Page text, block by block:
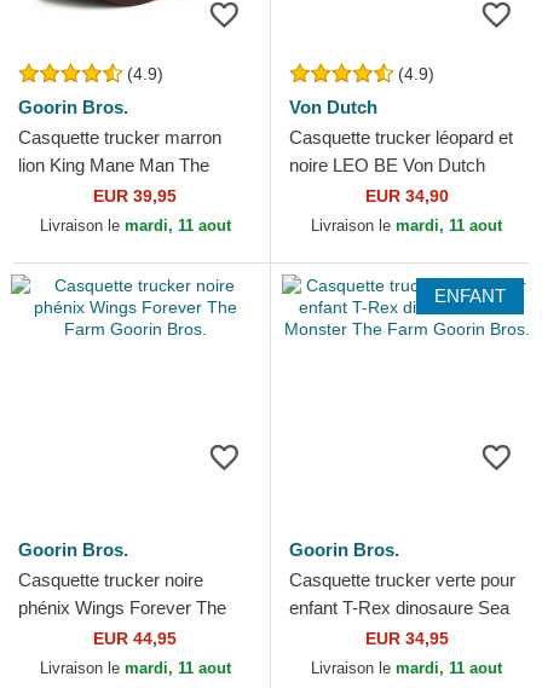
(4.9)
Goorin Bros.
Casquette trucker marron
lion King Mane Man The
Farm Goorin Bros.
EUR 39,95
Livraison le mardi, 11 aout
(4.9)
Von Dutch
Casquette trucker léopard et
noire LEO BE Von Dutch
EUR 34,90
Livraison le mardi, 11 aout
Goorin Bros.
Casquette trucker noire
phénix Wings Forever The
Farm Goorin Bros.
EUR 44,95
Livraison le mardi, 11 aout
ENFANT
Goorin Bros.
Casquette trucker verte pour
enfant T-Rex dinosaure Sea
Monster The Farm Goorin
Bros.
EUR 34,95
Livraison le mardi, 11 aout